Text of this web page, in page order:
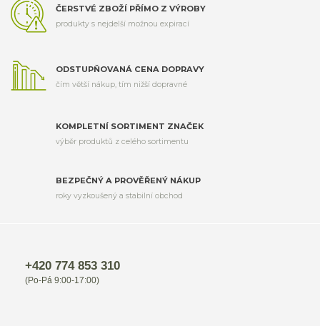
ČERSTVÉ ZBOŽÍ PŘÍMO Z VÝROBY
produkty s nejdelší možnou expirací
ODSTUPŇOVANÁ CENA DOPRAVY
čím větší nákup, tím nižší dopravné
KOMPLETNÍ SORTIMENT ZNAČEK
výběr produktů z celého sortimentu
BEZPEČNÝ A PROVĚŘENÝ NÁKUP
roky vyzkoušený a stabilní obchod
+420 774 853 310
(Po-Pá 9:00-17:00)